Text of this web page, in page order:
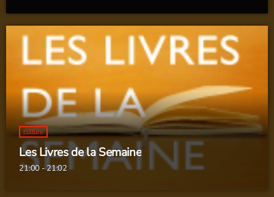
culture
Les Livres de la Semaine
21:00 - 21:02